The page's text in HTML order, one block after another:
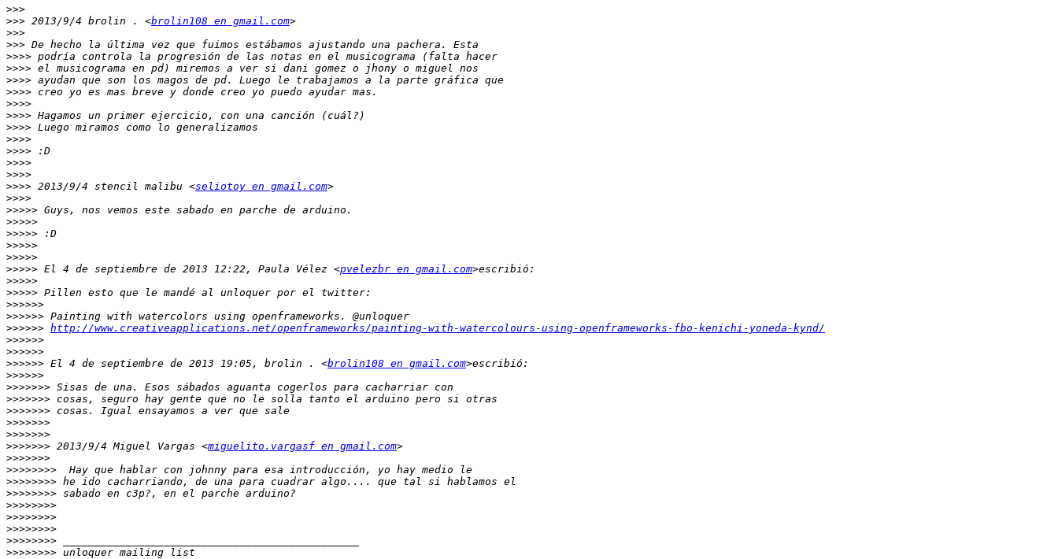
>>>
>>> 2013/9/4 brolin . <brolin108 en gmail.com
>>>
>>>
>>>>
>>>>
>>>>
>>>>
>>>>
>>>>
>>>>
>>>>
>>>>
>>>>
>>>>
>>>> 2013/9/4 stencil malibu <seliotoy en gmail.com
>>>>
>>>>>
>>>>>
>>>>>
>>>>>
>>>>>
>>>>> El 4 de septiembre de 2013 12:22, Paula Vélez <pvelezbr en gmail.com
>>>>>
>>>>>
>>>>>>
>>>>>>
>>>>>> http://www.creativeapplications.net/openframeworks/painting-with-watercolours-using-openframeworks-fbo-kenichi-yoneda-kynd/
>>>>>>
>>>>>>
>>>>>> El 4 de septiembre de 2013 19:05, brolin . <brolin108 en gmail.com
>>>>>>
>>>>>>>
>>>>>>>
>>>>>>>
>>>>>>>
>>>>>>>
>>>>>>> 2013/9/4 Miguel Vargas <miguelito.vargasf en gmail.com
>>>>>>>
>>>>>>>>
>>>>>>>>
>>>>>>>>
>>>>>>>>
>>>>>>>>
>>>>>>>>
>>>>>>>>
>>>>>>>>